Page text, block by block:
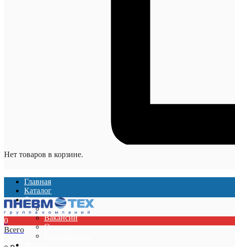
Нет товаров в корзине.
Главная
Каталог
О компании
О компании
Вакансии
Отзывы
0
Всего